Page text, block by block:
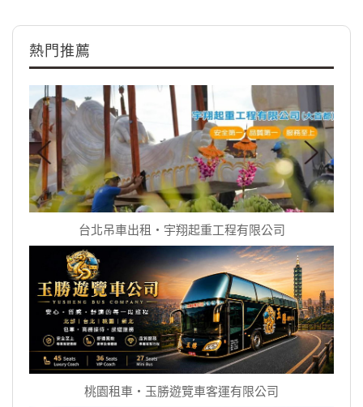
熱門推薦
台北吊車出租‧宇翔起重工程有限公司
桃園租車‧玉勝遊覽車客運有限公司